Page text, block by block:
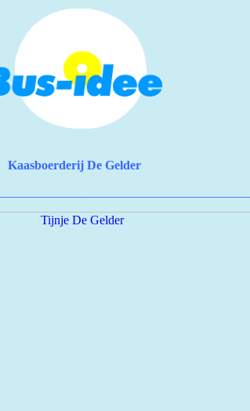
Kaasboerderij De Gelder